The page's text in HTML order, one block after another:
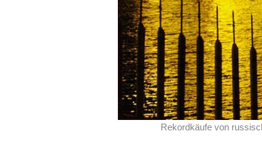
Rekordkäufe von